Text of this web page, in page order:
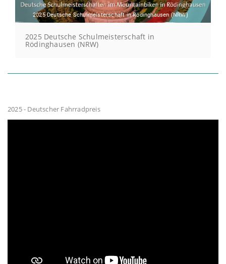
2025 Deutsche Schulmeisterschaft in Rödinghausen (NRW)
2025 Deutsche Schulmeisterschaft in
Rödinghausen (NRW)
2025 - Deutscher Fahrradpreis